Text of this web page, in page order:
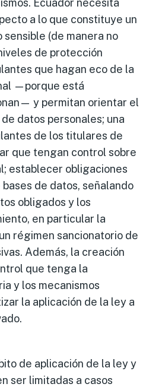
a lo que constituye un
(de manera no
de protección
que hagan eco de la
—porque está
y permitan orientar el
datos personales; una
de los titulares de
que tengan control sobre
establecer obligaciones
de datos, señalando
obligados y los
en particular la
régimen sancionatorio de
Además, la creación
que tenga la
y los mecanismos
la aplicación de la ley a
de aplicación de la ley y
ser limitadas a casos